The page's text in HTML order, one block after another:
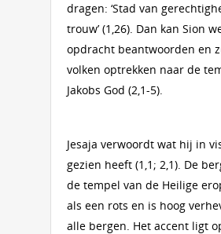
dragen: ‘Stad van
trouw’ (1,26). Dan kan Sion
opdracht beantwoorden en
volken optrekken naar de
Jakobs God (2,1-5).
Jesaja verwoordt wat hij in
gezien heeft (1,1; 2,1). De
de tempel van de Heilige
als een rots en is hoog
alle bergen. Het accent ligt